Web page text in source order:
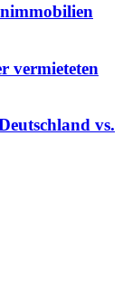
vermieteten
vs.